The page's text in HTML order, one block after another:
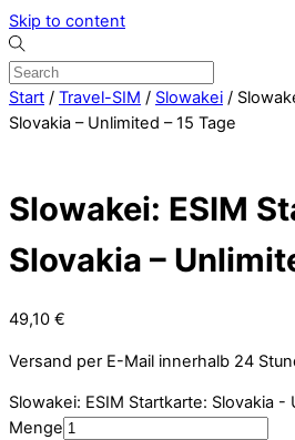
Skip to content
Start / Travel-SIM / Slowakei /
Slovakia – Unlimited – 15 Tage
Slowakei: ESIM
Slovakia –
49,10 €
Versand per E-Mail innerhalb 24
Slowakei: ESIM Startkarte: Slovakia -
Menge